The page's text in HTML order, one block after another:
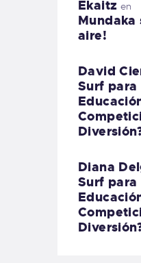
Ekaitz en
Mundaka
aire!
David
Surf para
Diana
Surf para